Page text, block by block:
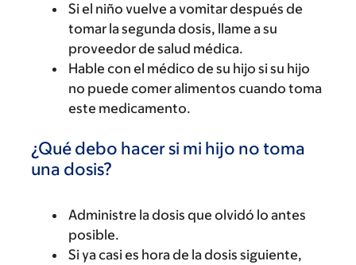
Si el niño vuelve a vomitar después de
tomar la segunda dosis, llame a su
proveedor de salud médica.
Hable con el médico de su hijo si su hijo
no puede comer alimentos cuando toma
este medicamento.
¿Qué debo hacer si mi hijo no toma
una dosis?
Administre la dosis que olvidó lo antes
posible.
Si ya casi es hora de la dosis siguiente,